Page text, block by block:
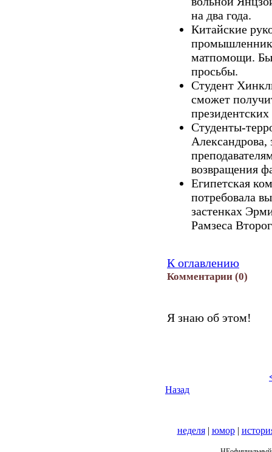
на два года.
Китайские
матпомощи.
просьбы.
Студент
сможет
Студенты-
Александрова,
возвращения
Египетская
потребовала
застенках
Рамзеса
К оглавлению
Комментарии (0)
Я знаю об этом!
Назад
неделя| юмор|